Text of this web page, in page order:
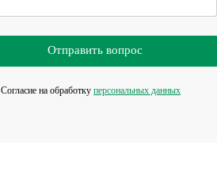
Отправить вопрос
Согласие на обработку персональных данных